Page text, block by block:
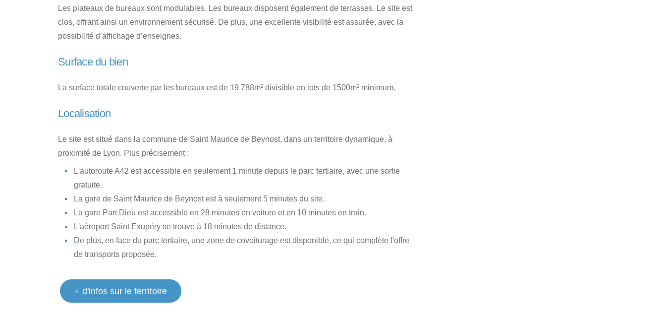
Les plateaux de bureaux sont modulables. Les bureaux disposent également de terrasses. Le site est
clos, offrant ainsi un environnement sécurisé. De plus, une excellente visibilité est assurée, avec la
possibilité d’affichage d’enseignes.
Surface du bien
La surface totale couverte par les bureaux est de 19 788m² divisible en lots de 1500m² minimum.
Localisation
Le site est situé dans la commune de Saint Maurice de Beynost, dans un territoire dynamique, à
proximité de Lyon. Plus précisement :
L'autoroute A42 est accessible en seulement 1 minute depuis le parc tertiaire, avec une sortie
gratuite.
La gare de Saint Maurice de Beynost est à seulement 5 minutes du site.
La gare Part Dieu est accessible en 28 minutes en voiture et en 10 minutes en train.
L'aéroport Saint Exupéry se trouve à 18 minutes de distance.
De plus, en face du parc tertiaire, une zone de covoiturage est disponible, ce qui complète l'offre
de transports proposée.
+ d'infos sur le territoire